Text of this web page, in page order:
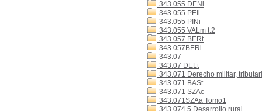
343.055 DENi
343.055 PEIi
343.055 PINi
343.055 VALm t.2
343.057 BERt
343.057BERi
343.07
343.07 DELt
343.071 Derecho militar,
343.071 BASt
343.071 SZAc
343.071SZAa Tomo1
343.074 5 Desarrollo rural